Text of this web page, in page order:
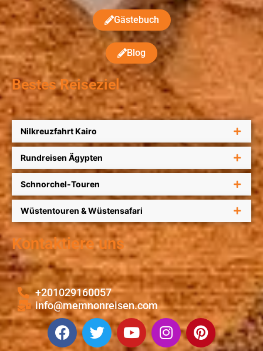
Gästebuch
Blog
Bestes Reiseziel
Nilkreuzfahrt Kairo
Rundreisen Ägypten
Schnorchel-Touren
Wüstentouren & Wüstensafari
Kontaktiere uns
+201029160057
info@memnonreisen.com
F
a
T
w
Y
o
I
n
P
i